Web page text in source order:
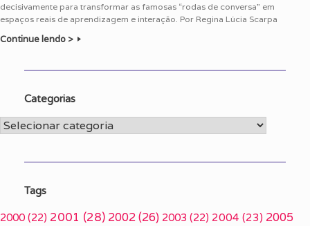
decisivamente para transformar as famosas “rodas de conversa” em
espaços reais de aprendizagem e interação. Por Regina Lúcia Scarpa
Continue lendo >
Categorias
Categorias
Tags
2000 (22) 2001 (28) 2002(26) 2003 (22) 2004 (23) 2005